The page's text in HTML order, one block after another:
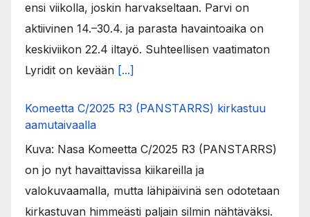
ensi viikolla, joskin harvakseltaan. Parvi on
aktiivinen 14.–30.4. ja parasta havaintoaika on
keskiviikon 22.4 iltayö. Suhteellisen vaatimaton
Lyridit on kevään [...]
Komeetta C/2025 R3 (PANSTARRS) kirkastuu
aamutaivaalla
Kuva: Nasa Komeetta C/2025 R3 (PANSTARRS)
on jo nyt havaittavissa kiikareilla ja
valokuvaamalla, mutta lähipäivinä sen odotetaan
kirkastuvan himmeästi paljain silmin nähtäväksi.